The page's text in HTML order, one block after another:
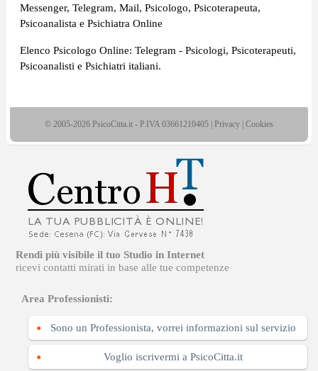
Messenger, Telegram, Mail, Psicologo, Psicoterapeuta,
Psicoanalista e Psichiatra Online
Elenco Psicologo Online: Telegram - Psicologi, Psicoterapeuti,
Psicoanalisti e Psichiatri italiani.
© 2005-2026 PsicoCitta.it - P.IVA 03661210405 | Privacy | Cookies
Rendi più visibile il tuo Studio in Internet
ricevi contatti mirati in base alle tue competenze
Area Professionisti:
Sono un Professionista, vorrei informazioni sul servizio
Voglio iscrivermi a PsicoCitta.it